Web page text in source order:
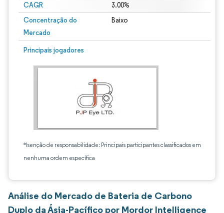
CAGR 3.00%
Concentração do
Mercado
Baixo
Principais jogadores
*Isenção de responsabilidade: Principais participantes classificados em
nenhuma ordem específica
Análise do Mercado de Bateria de Carbono
Duplo da Ásia-Pacífico por Mordor Intelligence